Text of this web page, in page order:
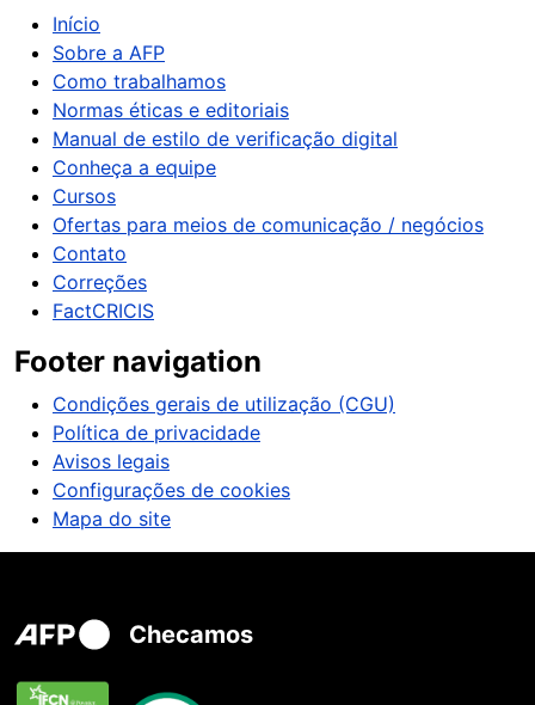
Início
Sobre a AFP
Como trabalhamos
Normas éticas e editoriais
Manual de estilo de verificação digital
Conheça a equipe
Cursos
Ofertas para meios de comunicação / negócios
Contato
Correções
FactCRICIS
Footer navigation
Condições gerais de utilização (CGU)
Política de privacidade
Avisos legais
Configurações de cookies
Mapa do site
Checamos